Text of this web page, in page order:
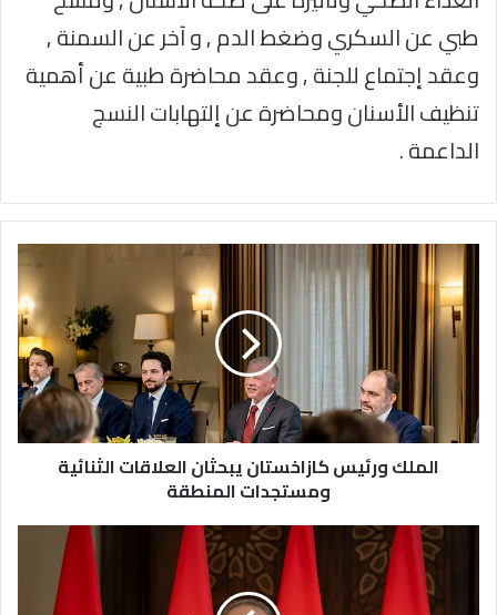
طبي عن السكري وضغط الدم , و آخر عن السمنة ,
وعقد إجتماع للجنة , وعقد محاضرة طبية عن أهمية
تنظيف الأسنان ومحاضرة عن إلتهابات النسج
الداعمة .
الملك
ورئيس
كازاخستان
يبحثان
العلاقات
ومستجدات
المنطقة
الملك ورئيس كازاخستان يبحثان العلاقات الثنائية
ومستجدات المنطقة